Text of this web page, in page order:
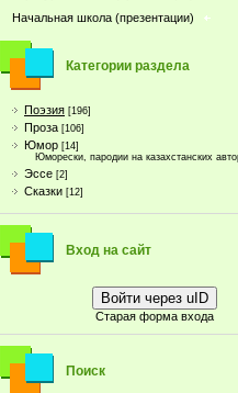
Начальная школа (презентации)
Категории раздела
Поэзия [196]
Проза [106]
Юмор [14]
Юморески, пародии на казахстанских
Эссе [2]
Сказки [12]
Вход на сайт
Войти через uID
Старая форма входа
Поиск